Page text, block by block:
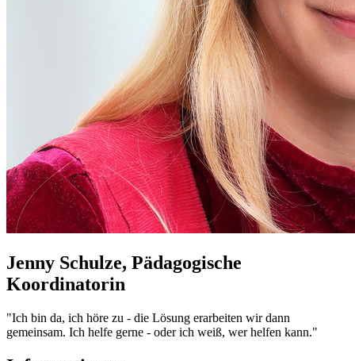
Jenny Schulze, Pädagogische
Koordinatorin
"Ich bin da, ich höre zu - die Lösung erarbeiten wir dann
gemeinsam. Ich helfe gerne - oder ich weiß, wer helfen kann."